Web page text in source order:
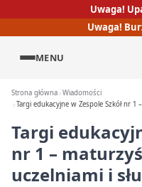
Uwaga!
Uwaga!
MENU
Strona główna Wiadomości
Targi edukacyjne w Zespole Szkół nr
Targi
nr 1 –
uczelniami i